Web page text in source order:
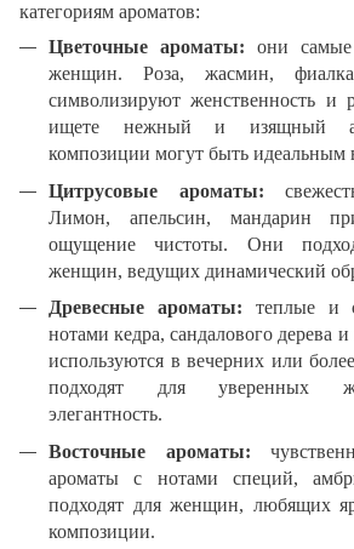
категориям ароматов:
Цветочные ароматы: они
женщин. Роза, жасмин,
символизируют женственность и
ищете нежный и изящный
композиции могут быть идеальным
Цитрусовые ароматы:
Лимон, апельсин, мандарин
ощущение чистоты. Они
женщин, ведущих динамический
Древесные ароматы: теплые и
нотами кедра, сандалового дерева
используются в вечерних или
подходят для уверенных
элегантность.
Восточные ароматы:
ароматы с нотами специй,
подходят для женщин, любящих
композиции.